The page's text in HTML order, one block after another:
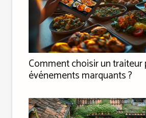
Comment choisir un traiteur
événements marquants ?